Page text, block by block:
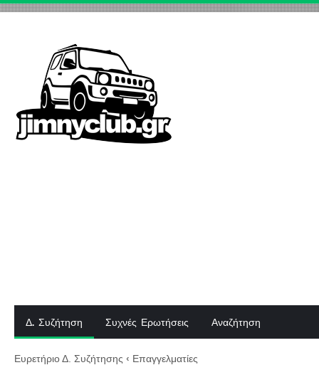
Δ. Συζήτηση Συχνές Ερωτήσεις Αναζήτηση
Ευρετήριο Δ. Συζήτησης ‹ Επαγγελματίες